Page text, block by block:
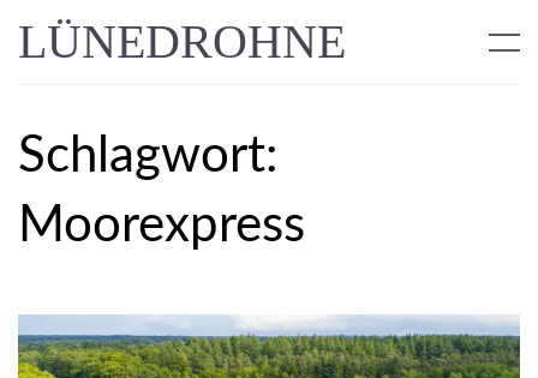
LÜNEDROHNE
Schlagwort:
Moorexpress